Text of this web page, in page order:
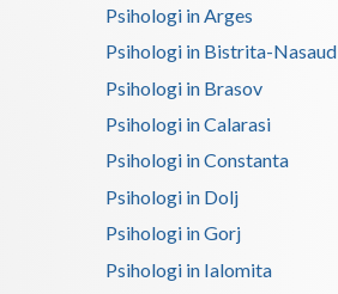
Covasna
Dambovita
Galati
Giurgiu
Gorj
Psihologi in Arges
Psihologi in Bistrita-Nasaud
Psihologi in Brasov
Psihologi in Calarasi
Psihologi in Constanta
Psihologi in Dolj
Psihologi in Gorj
Psihologi in Ialomita